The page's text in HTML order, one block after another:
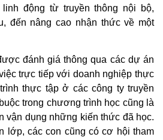
động từ truyền thông nội bộ,
đến nâng cao nhận thức về một
đánh giá thông qua các dự án
trực tiếp với doanh nghiệp thực
thực tập ở các công ty truyền
trong chương trình học cũng là
vận dụng những kiến thức đã học.
lớp, các con cũng có cơ hội tham